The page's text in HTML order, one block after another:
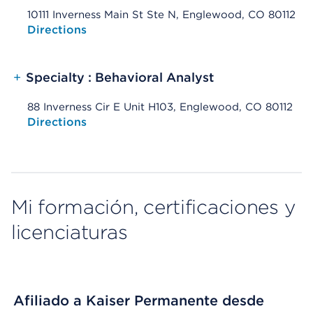
10111 Inverness Main St Ste N, Englewood, CO 80112
Opens native map application on mobile devices
Directions
+ Specialty : Behavioral Analyst
88 Inverness Cir E Unit H103, Englewood, CO 80112
Opens native map application on mobile devices
Directions
Mi formación, certificaciones y
licenciaturas
Afiliado a Kaiser Permanente desde